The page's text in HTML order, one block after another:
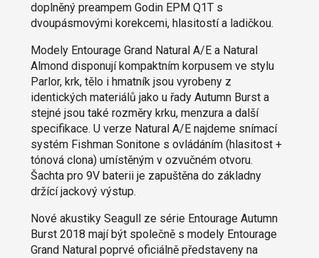
doplněný preampem Godin EPM Q1T s
dvoupásmovými korekcemi, hlasitostí a ladičkou.
Modely Entourage Grand Natural A/E a Natural
Almond disponují kompaktním korpusem ve stylu
Parlor, krk, tělo i hmatník jsou vyrobeny z
identických materiálů jako u řady Autumn Burst a
stejné jsou také rozměry krku, menzura a další
specifikace. U verze Natural A/E najdeme snímací
systém Fishman Sonitone s ovládáním (hlasitost +
tónová clona) umístěným v ozvučném otvoru.
Šachta pro 9V baterii je zapuštěna do základny
držící jackový výstup.
Nové akustiky Seagull ze série Entourage Autumn
Burst 2018 mají být společně s modely Entourage
Grand Natural poprvé oficiálně představeny na